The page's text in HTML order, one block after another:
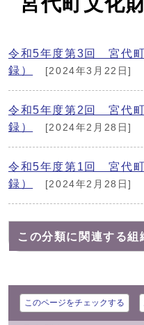
令和5年度第3回 宮代
録）
[2024年3月22日]
令和5年度第2回 宮代
録）
[2024年2月28日]
令和5年度第1回 宮代
録）
[2024年2月28日]
この分類に関連する組
このページをチェックする